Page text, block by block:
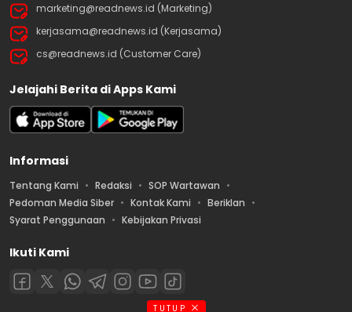
marketing@readnews.id (Marketing)
kerjasama@readnews.id (Kerjasama)
cs@readnews.id (Customer Care)
Jelajahi Berita di Apps Kami
Informasi
Tentang Kami Redaksi
SOP Wartawan
Pedoman Media Siber
Kontak Kami
Beriklan
Syarat Penggunaan
Kebijakan Privasi
Ikuti Kami
TUTUP